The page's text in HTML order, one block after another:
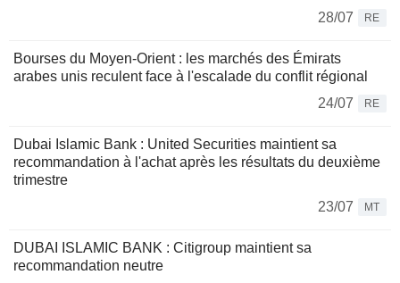
28/07
RE
Bourses du Moyen-Orient : les marchés des Émirats
arabes unis reculent face à l'escalade du conflit régional
24/07
RE
Dubai Islamic Bank : United Securities maintient sa
recommandation à l'achat après les résultats du deuxième
trimestre
23/07
MT
DUBAI ISLAMIC BANK : Citigroup maintient sa
recommandation neutre